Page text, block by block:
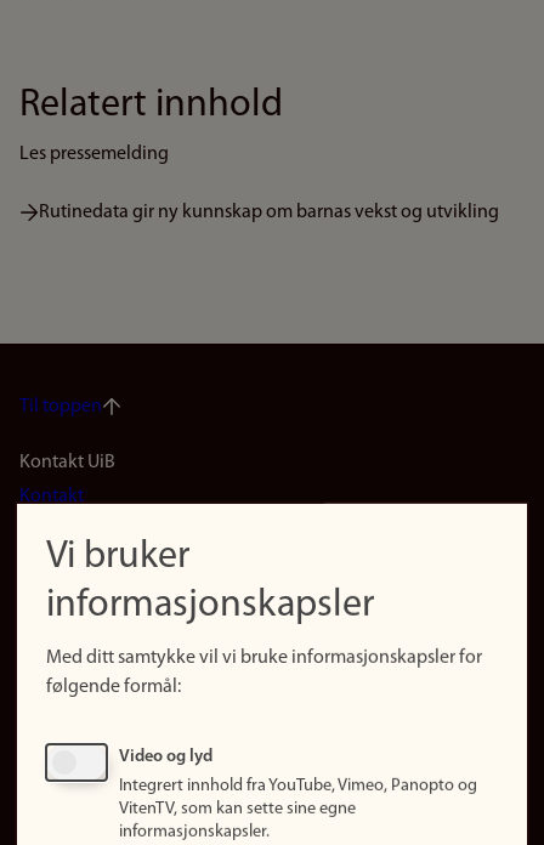
Relatert innhold
Les pressemelding
Rutinedata gir ny kunnskap om barnas vekst og utvikling
Til toppen
Footer
(no)
Kontakt UiB
Kontakt
Finn forsker
Presse
Finn studier
Ledige stillinger
Vi bruker
informasjonskapsler
Med ditt samtykke vil vi bruke informasjonskapsler for
følgende formål:
Video og lyd
Integrert innhold fra YouTube, Vimeo, Panopto og
VitenTV, som kan sette sine egne
informasjonskapsler.